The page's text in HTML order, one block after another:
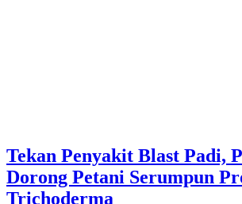
Tekan Penyakit Blast Padi,
Dorong Petani Serumpun
Trichoderma